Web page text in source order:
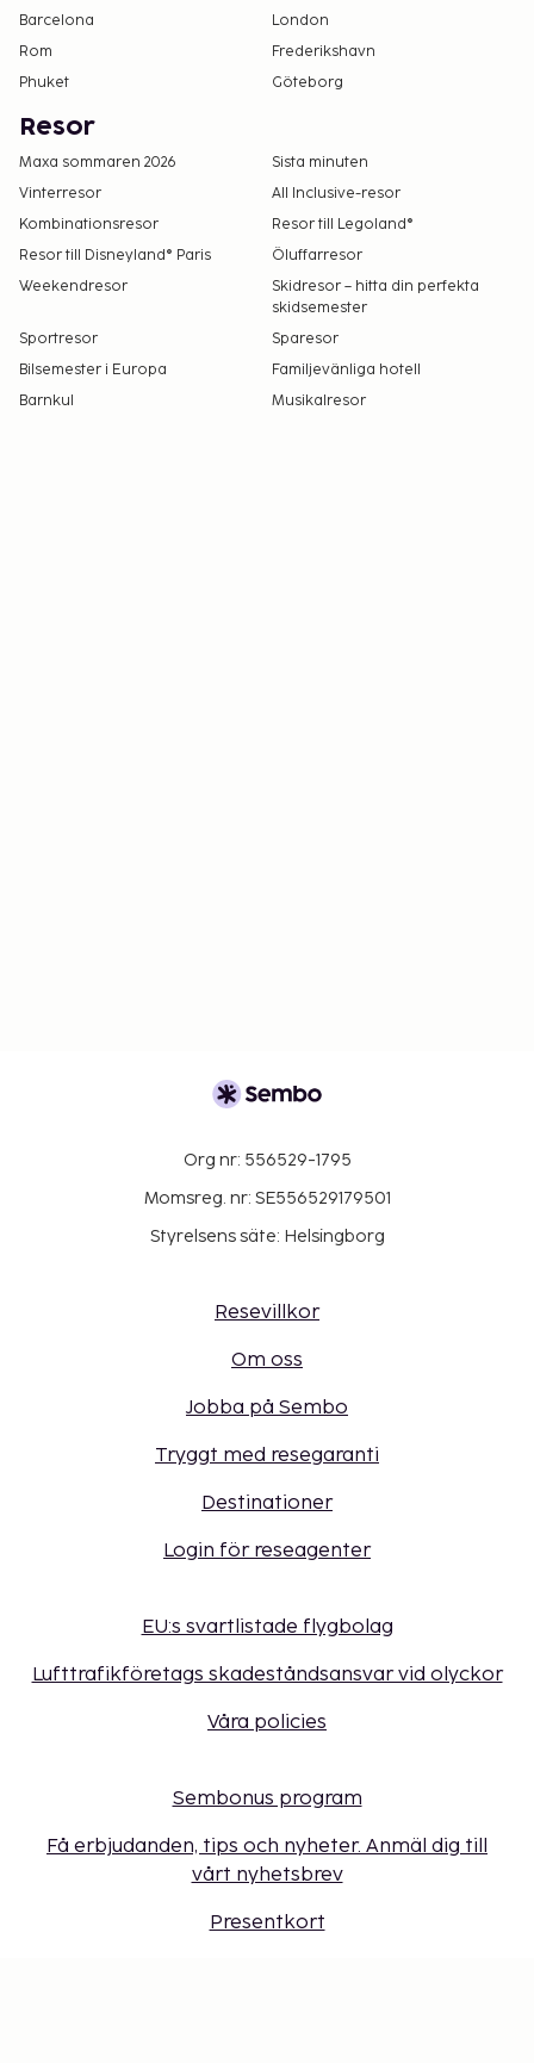
Barcelona
London
Rom
Frederikshavn
Phuket
Göteborg
Resor
Maxa sommaren 2026
Sista minuten
Vinterresor
All Inclusive-resor
Kombinationsresor
Resor till Legoland®
Resor till Disneyland® Paris
Öluffarresor
Weekendresor
Skidresor – hitta din perfekta
skidsemester
Sportresor
Sparesor
Bilsemester i Europa
Familjevänliga hotell
Barnkul
Musikalresor
Org nr: 556529-1795
Momsreg. nr: SE556529179501
Styrelsens säte: Helsingborg
Resevillkor
Om oss
Jobba på Sembo
Tryggt med resegaranti
Destinationer
Login för reseagenter
EU:s svartlistade flygbolag
Lufttrafikföretags skadeståndsansvar vid olyckor
Våra policies
Sembonus program
Få erbjudanden, tips och nyheter. Anmäl dig till
vårt nyhetsbrev
Presentkort